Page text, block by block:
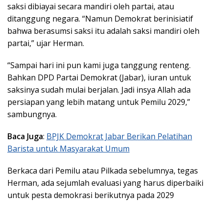
saksi dibiayai secara mandiri oleh partai, atau
ditanggung negara. “Namun Demokrat berinisiatif
bahwa berasumsi saksi itu adalah saksi mandiri oleh
partai,” ujar Herman.
“Sampai hari ini pun kami juga tanggung renteng.
Bahkan DPD Partai Demokrat (Jabar), iuran untuk
saksinya sudah mulai berjalan. Jadi insya Allah ada
persiapan yang lebih matang untuk Pemilu 2029,”
sambungnya.
Baca Juga: BPJK Demokrat Jabar Berikan Pelatihan
Barista untuk Masyarakat Umum
Berkaca dari Pemilu atau Pilkada sebelumnya, tegas
Herman, ada sejumlah evaluasi yang harus diperbaiki
untuk pesta demokrasi berikutnya pada 2029